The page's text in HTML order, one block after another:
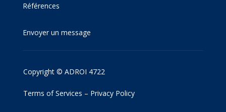
Références
Envoyer un message
Copyright © ADROI 4722
Terms of Services – Privacy Policy